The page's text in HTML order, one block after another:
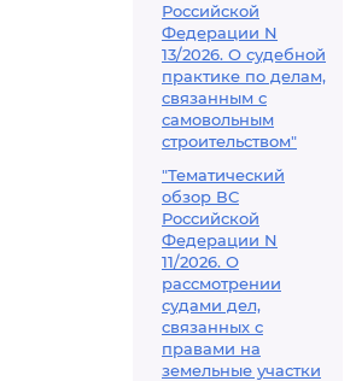
Российской
Федерации N
13/2026. О судебной
практике по делам,
связанным с
самовольным
строительством"
"Тематический
обзор ВС
Российской
Федерации N
11/2026. О
рассмотрении
судами дел,
связанных с
правами на
земельные участки